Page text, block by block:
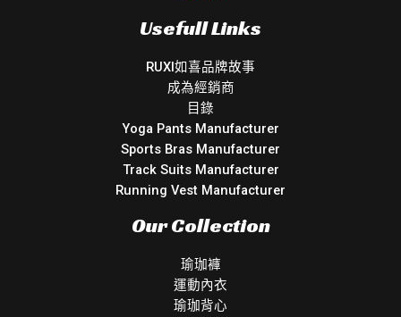
Usefull Links
RUXI如喜品牌故事
成為經銷商
目錄
Yoga Pants Manufacturer
Sports Bras Manufacturer
Track Suits Manufacturer
Running Vest Manufacturer
Our Collection
瑜珈褲
運動內衣
瑜珈背心